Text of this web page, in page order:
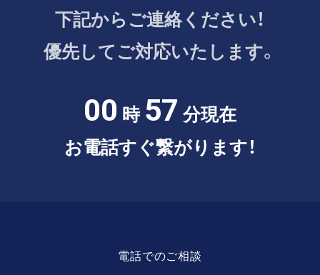
下記からご連絡ください！
優先してご対応いたします。
00 時57 分現在
お電話すぐ繋がります！
電話でのご相談